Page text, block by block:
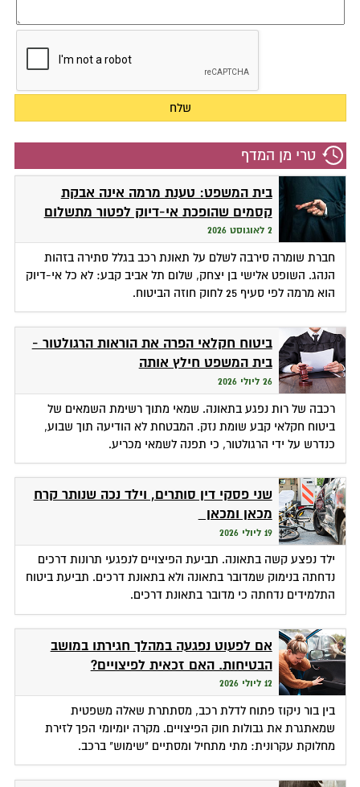
טרי מן המדף
בית המשפט: טענת מרמה אינה אבקת
קסמים שהופכת אי-דיוק לפטור מתשלום
2 לאוגוסט 2026
חברת שומרה סירבה לשלם על תאונת רכב בגלל סתירה בזהות
הנהג. השופט אלישי בן יצחק, שלום תל אביב קבע: לא כל אי-דיוק
הוא מרמה לפי סעיף 25 לחוק חוזה הביטוח.
ביטוח חקלאי הפרה את הוראות הרגולטור -
בית המשפט חילץ אותה
26 ליולי 2026
רכבה של רות נפגע בתאונה. שמאי מתוך רשימת השמאים של
ביטוח חקלאי קבע שומת נזק. המבטחת לא הודיעה תוך שבוע,
כנדרש על ידי הרגולטור, כי תפנה לשמאי מכריע.
שני פסקי דין סותרים, וילד נכה שנותר קרח
מכאן ומכאן
19 ליולי 2026
ילד נפצע קשה בתאונה. תביעת הפיצויים לנפגעי תרונות דרכים
נדחתה בנימוק שמדובר בתאונה ולא בתאונת דרכים. תביעת ביטוח
התלמידים נדחתה כי מדובר בתאונת דרכים.
אם לפעוט נפגעה במהלך חגירתו במושב
הבטיחות. האם זכאית לפיצויים?
12 ליולי 2026
בין בור ניקוז פתוח לדלת רכב, מסתתרת שאלה משפטית
שמאתגרת את גבולות חוק הפיצויים. מקרה יומיומי הפך לזירת
מחלוקת עקרונית: מתי מתחיל ומסתיים "שימוש" ברכב.